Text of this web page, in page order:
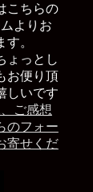
こちらの
よりお
す。
ょっとし
お便り頂
しいです
ご感想
のフォー
寄せくだ